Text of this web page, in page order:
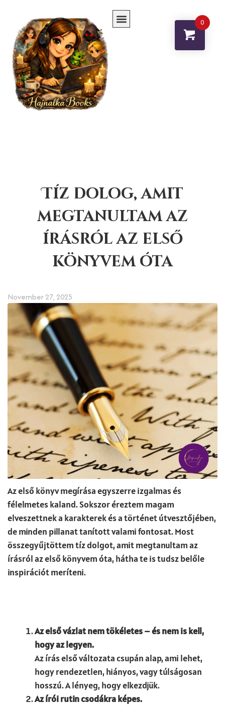
content
Tíz dolog, amit
megtanultam az
írásról az első
könyvem óta
November 27, 2025
Az első könyv megírása egyszerre izgalmas és
félelmetes kaland. Sokszor éreztem magam
elveszettnek a karakterek és a történet útvesztőjében,
de minden pillanat tanított valami fontosat. Most
összegyűjtöttem tíz dolgot, amit megtanultam az
írásról az első könyvem óta, hátha te is tudsz belőle
inspirációt meríteni.
Az első vázlat nem tökéletes – és nem is kell,
hogy az legyen.
Az írás első változata csupán alap, ami lehet,
hogy rendezetlen, hiányos, vagy túlságosan
hosszú. A lényeg, hogy elkezdjük.
Az írói rutin csodákra képes.
0